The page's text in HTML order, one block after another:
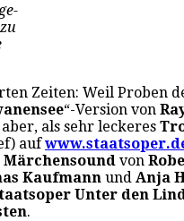
Zeiten: Weil Proben
“-Version von
als sehr leckeres
auf
Märchensound von
Kaufmann und Anja
Unter den
.